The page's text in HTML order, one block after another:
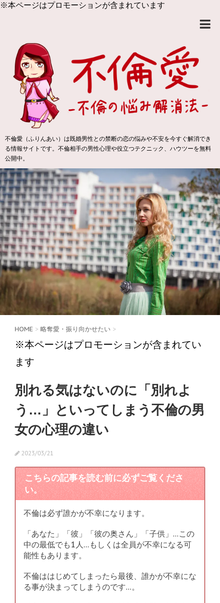
※本ページはプロモーションが含まれています
不倫愛（ふりんあい）は既婚男性との禁断の恋の悩みや不安を今すぐ解消でき
る情報サイトです。不倫相手の男性心理や役立つテクニック、ハウツーを無料
公開中。
HOME > 略奪愛・振り向かせたい >
※本ページはプロモーションが含まれてい
ます
別れる気はないのに「別れよ
う…」といってしまう不倫の男
女の心理の違い
2023/03/21
こちらの記事を読む前に必ずご覧くださ
い。
不倫は必ず誰かが不幸になります。
「あなた」「彼」「彼の奥さん」「子供」…この
中の最低でも1人…もしくは全員が不幸になる可
能性もあります。
不倫ははじめてしまったら最後、誰かが不幸にな
る事が決まってしまうのです…。